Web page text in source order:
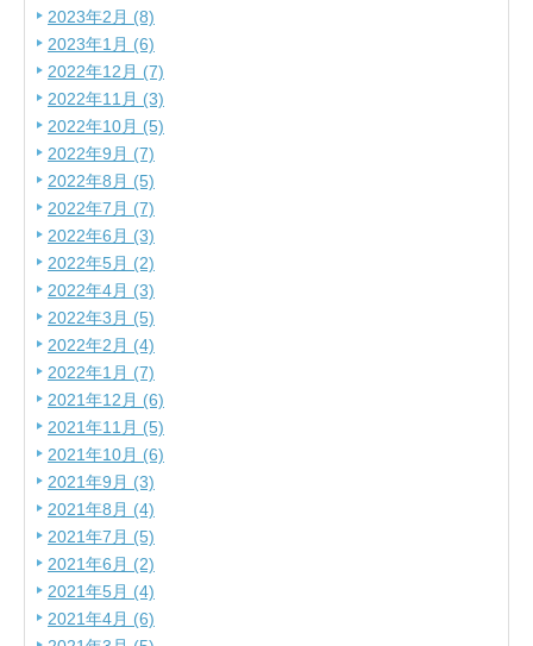
2023年2月 (8)
2023年1月 (6)
2022年12月 (7)
2022年11月 (3)
2022年10月 (5)
2022年9月 (7)
2022年8月 (5)
2022年7月 (7)
2022年6月 (3)
2022年5月 (2)
2022年4月 (3)
2022年3月 (5)
2022年2月 (4)
2022年1月 (7)
2021年12月 (6)
2021年11月 (5)
2021年10月 (6)
2021年9月 (3)
2021年8月 (4)
2021年7月 (5)
2021年6月 (2)
2021年5月 (4)
2021年4月 (6)